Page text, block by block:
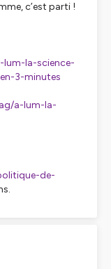
c’est parti !
la-science-
3-minutes
a-lum-la-
de-